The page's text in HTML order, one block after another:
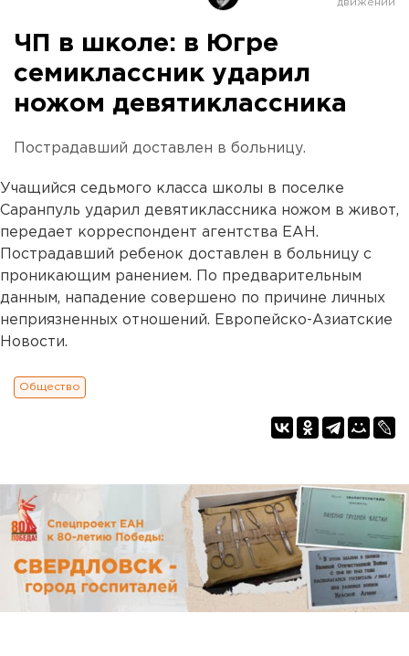
ЧП в школе: в Югре
семиклассник ударил
ножом девятиклассника
Пострадавший доставлен в больницу.
Учащийся седьмого класса школы в поселке
Саранпуль ударил девятиклассника ножом в живот,
передает корреспондент агентства ЕАН.
Пострадавший ребенок доставлен в больницу с
проникающим ранением. По предварительным
данным, нападение совершено по причине личных
неприязненных отношений. Европейско-Азиатские
Новости.
Общество